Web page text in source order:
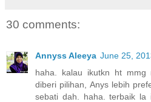
30 comments:
Annyss Aleeya June 25,
haha. kalau ikutkn ht mmg
diberi pilihan, Anys lebih
sebati dah. haha. terbaik